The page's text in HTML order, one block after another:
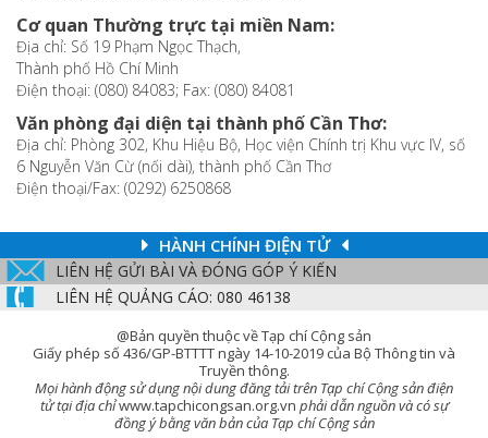
Cơ quan Thường trực tại miền Nam:
Địa chỉ: Số 19 Phạm Ngọc Thạch,
Thành phố Hồ Chí Minh
Điện thoại: (080) 84083; Fax: (080) 84081
Văn phòng đại diện tại thành phố Cần Thơ:
Địa chỉ: Phòng 302, Khu Hiệu Bộ, Học viện Chính trị Khu vực IV, số
6 Nguyễn Văn Cừ (nối dài), thành phố Cần Thơ
Điện thoại/Fax: (0292) 6250868
HÀNH CHÍNH ĐIỆN TỬ
LIÊN HỆ GỬI BÀI VÀ ĐÓNG GÓP Ý KIẾN
LIÊN HỆ QUẢNG CÁO: 080 46138
@Bản quyền thuộc về Tạp chí Cộng sản
Giấy phép số 436/GP-BTTTT ngày 14-10-2019 của Bộ Thông tin và
Truyền thông.
Mọi hành động sử dụng nội dung đăng tải trên Tạp chí Cộng sản điện
tử tại địa chỉwww.tapchicongsan.org.vn phải dẫn nguồn và có sự
đồng ý bằng văn bản của Tạp chí Cộng sản